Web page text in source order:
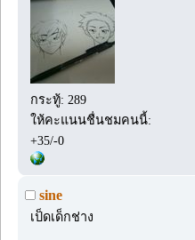
กระทู้: 289
ให้คะแนนชื่นชมคนนี้:
+35/-0
sine
เป็ดเด็กช่าง